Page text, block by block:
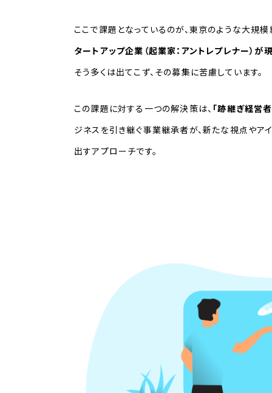
ここで課題となっているのが、東京のような大規
タートアップ企業（起業家：アントレプレナー）が
そう多くは出てこず、その募集に苦慮しています。
この課題に対する一つの解決策は、 「跡継ぎ経営
ジネスを引き継ぐ事業継承者が、新たな視点や
出すアプローチです。